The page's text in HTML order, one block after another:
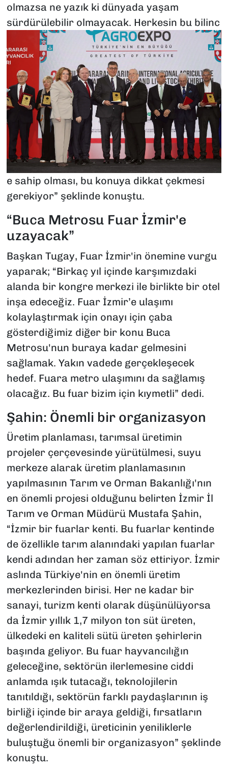
olmazsa ne yazık ki dünyada yaşam
sürdürülebilir olmayacak. Herkesin bu bilinc
e sahip olması, bu konuya dikkat çekmesi
gerekiyor” şeklinde konuştu.
“Buca Metrosu Fuar İzmir'e
uzayacak”
Başkan Tugay, Fuar İzmir'in önemine vurgu
yaparak; “Birkaç yıl içinde karşımızdaki
alanda bir kongre merkezi ile birlikte bir otel
inşa edeceğiz. Fuar İzmir’e ulaşımı
kolaylaştırmak için onayı için çaba
gösterdiğimiz diğer bir konu Buca
Metrosu'nun buraya kadar gelmesini
sağlamak. Yakın vadede gerçekleşecek
hedef. Fuara metro ulaşımını da sağlamış
olacağız. Bu fuar bizim için kıymetli” dedi.
Şahin: Önemli bir organizasyon
Üretim planlaması, tarımsal üretimin
projeler çerçevesinde yürütülmesi, suyu
merkeze alarak üretim planlamasının
yapılmasının Tarım ve Orman Bakanlığı'nın
en önemli projesi olduğunu belirten İzmir İl
Tarım ve Orman Müdürü Mustafa Şahin,
“İzmir bir fuarlar kenti. Bu fuarlar kentinde
de özellikle tarım alanındaki yapılan fuarlar
kendi adından her zaman söz ettiriyor. İzmir
aslında Türkiye'nin en önemli üretim
merkezlerinden birisi. Her ne kadar bir
sanayi, turizm kenti olarak düşünülüyorsa
da İzmir yıllık 1,7 milyon ton süt üreten,
ülkedeki en kaliteli sütü üreten şehirlerin
başında geliyor. Bu fuar hayvancılığın
geleceğine, sektörün ilerlemesine ciddi
anlamda ışık tutacağı, teknolojilerin
tanıtıldığı, sektörün farklı paydaşlarının iş
birliği içinde bir araya geldiği, fırsatların
değerlendirildiği, üreticinin yeniliklerle
buluştuğu önemli bir organizasyon” şeklinde
konuştu.